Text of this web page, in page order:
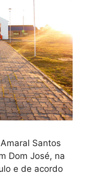
Santos
Dom José, na
e de acordo